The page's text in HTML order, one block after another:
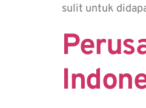
sulit untuk